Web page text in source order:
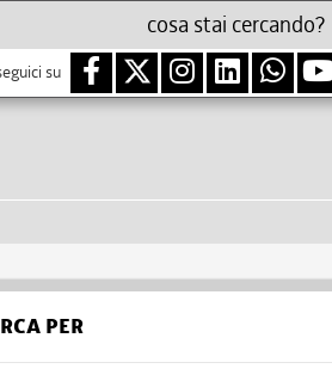
su
PER